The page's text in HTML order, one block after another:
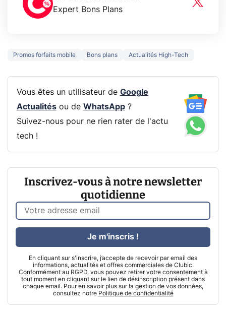
Expert Bons Plans
Promos forfaits mobile Bons plans Actualités High-Tech
Vous êtes un utilisateur de Google
Actualitésou de WhatsApp?
Suivez-nous pour ne rien rater de l'actu
tech !
Inscrivez-vous à notre newsletter
quotidienne
En cliquant sur s'inscrire, j’accepte de recevoir par email des
informations, actualités et offres commerciales de Clubic.
Conformément au RGPD, vous pouvez retirer votre consentement à
tout moment en cliquant sur le lien de désinscription présent dans
chaque email. Pour en savoir plus sur la gestion de vos données,
consultez notre Politique de confidentialité
Je m'inscris !